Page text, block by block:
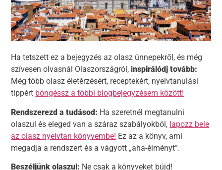
Ha tetszett ez a bejegyzés az olasz ünnepekről, és még
szívesen olvasnál Olaszországról, inspirálódj tovább:
Még több olasz életérzésért, receptekért, nyelvtanulási
tippért böngéssz a többi blogbejegyzésem között!
Rendszerezd a tudásod: Ha szeretnél megtanulni
olaszul és eleged van a száraz szabályokból, lapozz bele
az olasz nyelvtan könyvembe! Ez az a könyv, ami
megadja a rendszert és a vágyott „aha-élményt”.
Beszéljünk olaszul: Ne csak a könyveket bújd!